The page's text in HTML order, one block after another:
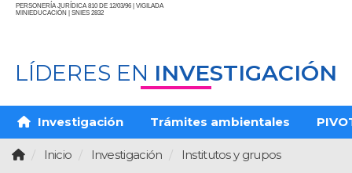
PERSONERÍA JURÍDICA 810 DE 12/03/96 | VIGILADA
MINIEDUCACIÓN | SNIES 2832
LÍDERES EN INVESTIGACIÓN
Investigación Trámites ambientales
Inicio Investigación Institutos y grupos